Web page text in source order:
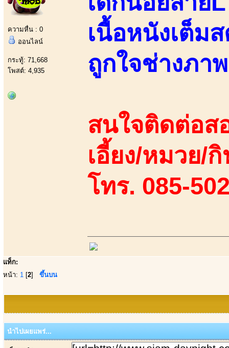
ความหื่น : 0
ออนไลน์
กระทู้: 71,668
โพสต์: 4,935
เนื้อหนังเต็ม
ถูกใจช่างภาพ
สนใจติดต่อส
เอี้ยง/หมวย/
โทร. 085-
แท็ก:
หน้า: 1 [2] ขึ้นบน
นำไปเผยแพร่...